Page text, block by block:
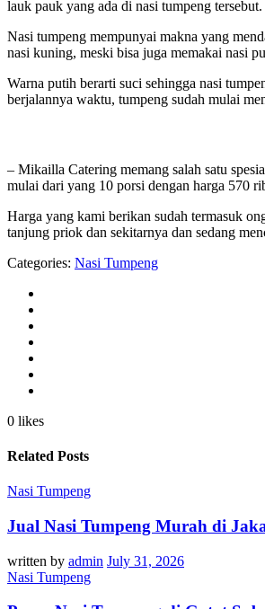
lauk pauk yang ada di nasi tumpeng tersebut.
Nasi tumpeng mempunyai makna yang
nasi kuning, meski bisa juga memakai nasi
Warna putih berarti suci sehingga nasi
berjalannya waktu, tumpeng sudah mulai
– Mikailla Catering memang salah satu
mulai dari yang 10 porsi dengan harga 570
Harga yang kami berikan sudah termasuk
tanjung priok dan sekitarnya dan sedang
Categories: Nasi Tumpeng
0 likes
Related Posts
Nasi Tumpeng
Jual Nasi Tumpeng Murah di
written by admin July 31, 2026
Nasi Tumpeng